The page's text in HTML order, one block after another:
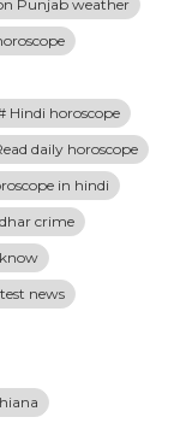
Punjab weather
Hindi horoscope
daily horoscope
in hindi
crime
know
news